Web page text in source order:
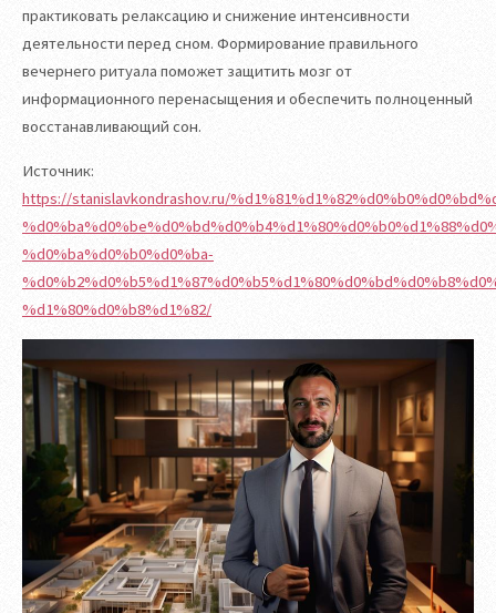
практиковать релаксацию и снижение интенсивности
деятельности перед сном. Формирование правильного
вечернего ритуала поможет защитить мозг от
информационного перенасыщения и обеспечить полноценный
восстанавливающий сон.
Источник:
https://stanislavkondrashov.ru/
%d0%ba%d0%b0%d0%ba-
%d1%80%d0%b8%d1%82/